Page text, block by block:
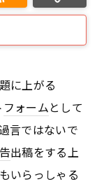
に上がる
フォームとして
言ではないで
出稿をする上
いらっしゃる